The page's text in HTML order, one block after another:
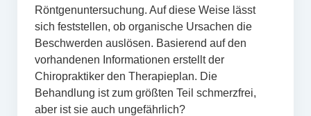
Röntgenuntersuchung. Auf diese Weise lässt
sich feststellen, ob organische Ursachen die
Beschwerden auslösen. Basierend auf den
vorhandenen Informationen erstellt der
Chiropraktiker den Therapieplan. Die
Behandlung ist zum größten Teil schmerzfrei,
aber ist sie auch ungefährlich?